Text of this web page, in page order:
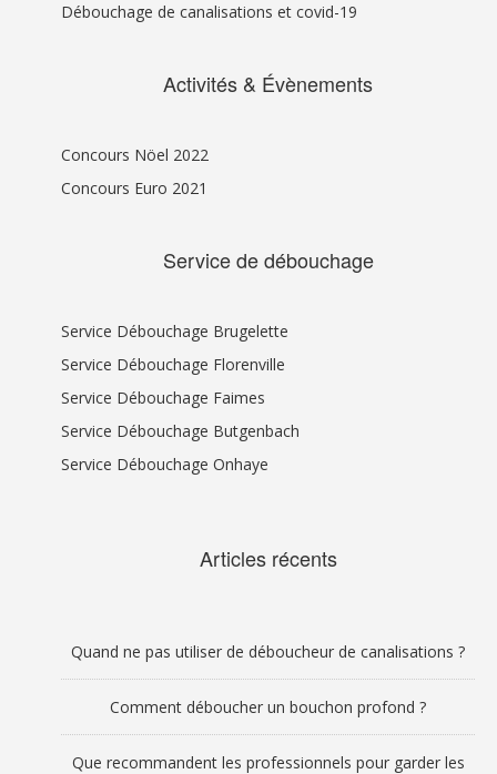
Débouchage de canalisations et covid-19
Activités & Évènements
Concours Nöel 2022
Concours Euro 2021
Service de débouchage
Service Débouchage Brugelette
Service Débouchage Florenville
Service Débouchage Faimes
Service Débouchage Butgenbach
Service Débouchage Onhaye
Articles récents
Quand ne pas utiliser de déboucheur de canalisations ?
Comment déboucher un bouchon profond ?
Que recommandent les professionnels pour garder les